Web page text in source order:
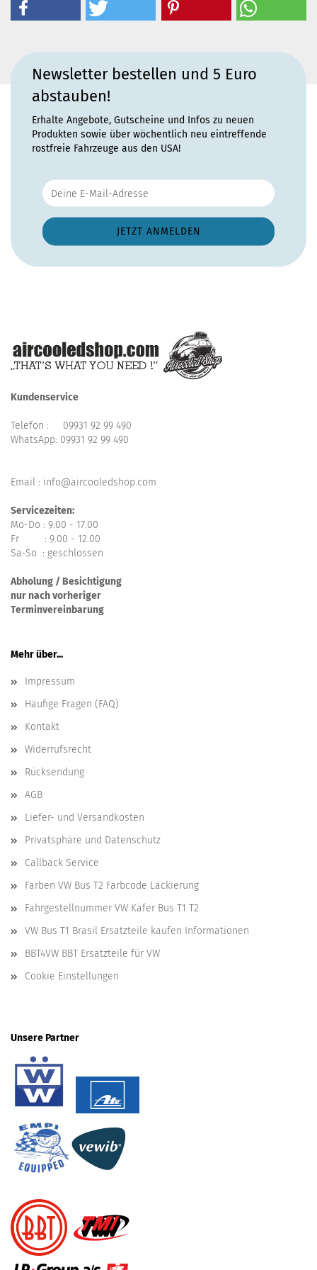
Newsletter bestellen und 5 Euro
abstauben!
Erhalte Angebote, Gutscheine und Infos zu neuen
Produkten sowie über wöchentlich neu eintreffende
rostfreie Fahrzeuge aus den USA!
Kundenservice
Telefon : 09931 92 99 490
WhatsApp: 09931 92 99 490
Email : info@aircooledshop.com
Servicezeiten:
Mo-Do : 9.00 - 17.00
Fr : 9.00 - 12.00
Sa-So : geschlossen
Abholung / Besichtigung
nur nach vorheriger
Terminvereinbarung
Mehr über...
Impressum
Häufige Fragen (FAQ)
Kontakt
Widerrufsrecht
Rücksendung
AGB
Liefer- und Versandkosten
Privatsphäre und Datenschutz
Callback Service
Farben VW Bus T2 Farbcode Lackierung
Fahrgestellnummer VW Käfer Bus T1 T2
VW Bus T1 Brasil Ersatzteile kaufen Informationen
BBT4VW BBT Ersatzteile für VW
Cookie Einstellungen
Unsere Partner